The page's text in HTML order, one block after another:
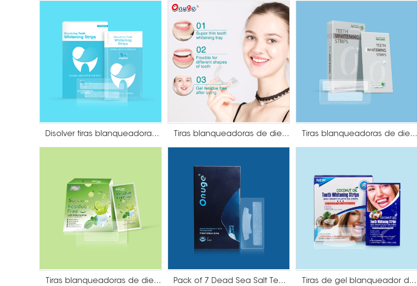
dientes estén protegidos e hidratados. Pero ¿qué pasa si estás
¿Despojado de tu saliva? Tus dientes se deshidratan y tus nervios quedan expuestos,
provocando sensibilidad.
Entonces, ¿cuál es este ingrediente PvP? La polivinilpirralidona, también conocida como PVP, es
un polímero adhesivo que se encuentra en los dientes de marcas líderes.
tiras blanqueadoras. Destaca por su inclusión en barras de pegamento, baterías, pinturas y
tintas, el PVP absorbe agua (¡el 98% de la saliva es agua!),
exponiendo los nervios de los dientes y causándole dolor. Las marcas de tiras blanqueadoras a
menudo culpan al peróxido de hidrógeno por la sensibilidad, pero si
Si se siguen las instrucciones como sugiere el paquete de blanqueamiento dental, este no
Onuojie produce tiras blanqueadoras de dientes sin PVP para proteger su salud bucal mientras
blanquea sus dientes
Disolver tiras blanqueadoras de dientes Tiras blanqueadoras de dientes tipo U Tiras blanqueadoras de dientes sin peróxido
Tiras blanqueadoras de dientes sin residuos de gel con sabor a lima Pack of 7 Dead Sea Salt Teeth Whitening Strips Tiras de gel blanqueador de dientes con aceite de coco